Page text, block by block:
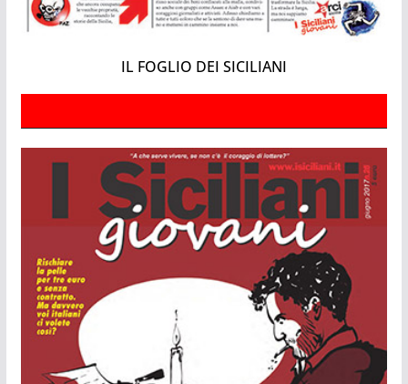
IL FOGLIO DEI SICILIANI